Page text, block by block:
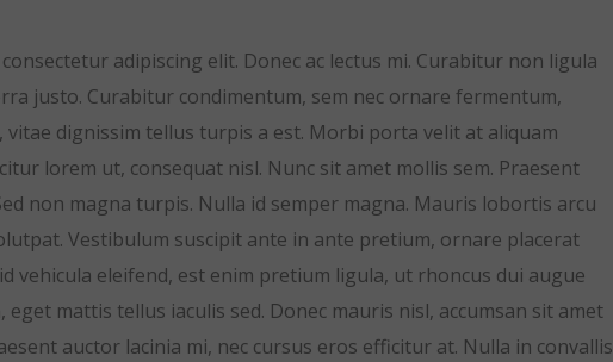
adipiscing elit. Donec ac lectus mi. Curabitur non ligula
justo. Curabitur condimentum, sem nec ornare fermentum,
dignissim tellus turpis a est. Morbi porta velit at aliquam
lorem ut, consequat nisl. Nunc sit amet mollis sem. Praesent
non magna turpis. Nulla id semper magna. Mauris lobortis arcu
Vestibulum suscipit ante in ante pretium, ornare placerat
vehicula eleifend, est enim pretium ligula, ut rhoncus dui augue
mattis tellus iaculis sed. Donec mauris nisl, accumsan sit amet
auctor lacinia mi, nec cursus eros efficitur at. Nulla in convallis